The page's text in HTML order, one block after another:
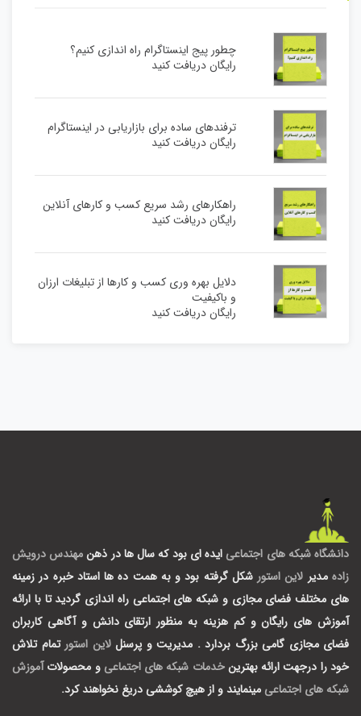
چطور پیج اینستاگرام راه اندازی کنیم؟
رایگان دریافت کنید
ترفندهای ساده برای بازاریابی در اینستاگرام
رایگان دریافت کنید
راهکارهای رشد سریع کسب و کارهای آنلاین
رایگان دریافت کنید
دلایل بهره وری کسب و کارها از تبلیغات ارزان
و باکیفیت
رایگان دریافت کنید
دانشگاه شبکه های اجتماعی ایده ای بود که سال ها در ذهنمهندس درویش
زاده مدیر لاین استور شکل گرفته بود و به همت ده ها استاد خبره در زمینه
های مختلف فضای مجازی و شبکه های اجتماعی راه اندازی گردید تا با ارائه
آموزش های رایگان و کم هزینه به منظور ارتقای دانش و آگاهی کاربران
فضای مجازی گامی بزرگ بردارد . مدیریت و پرسنللاین استور تمام تلاش
خود را درجهت ارائه بهترینخدمات شبکه های اجتماعی و محصولات آموزش
شبکه های اجتماعی مینمایند و از هیچ کوششی دریغ نخواهند کرد.